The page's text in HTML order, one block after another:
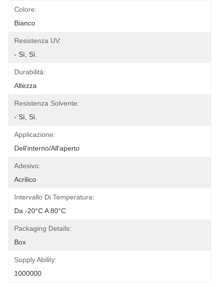
Colore:
Bianco
Resistenza UV:
- Sì, Sì.
Durabilità:
Altezza
Resistenza Solvente:
- Sì, Sì.
Applicazione:
Dell'interno/all'aperto
Adesivo:
Acrilico
Intervallo Di Temperatura:
Da -20°C A 80°C
Packaging Details:
Box
Supply Ability:
1000000